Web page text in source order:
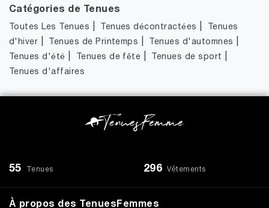
Catégories de Tenues
Toutes Les Tenues Tenues décontractées
Tenues
d'hiver
Tenues de Printemps Tenues d'automnes
Tenues d'été Tenues de fête Tenues de sport
Tenues d'affaires
55 Tenues 296 Vêtements
À propos des TenuesFemmes